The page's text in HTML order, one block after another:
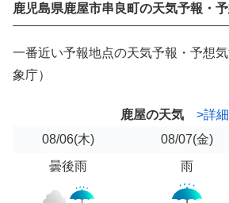
鹿児島県鹿屋市串良町の天気予報・
一番近い予報地点の天気予報・予想
象庁）
鹿屋の天気
>詳細
08/06(木) 08/07(金)
曇後雨
雨